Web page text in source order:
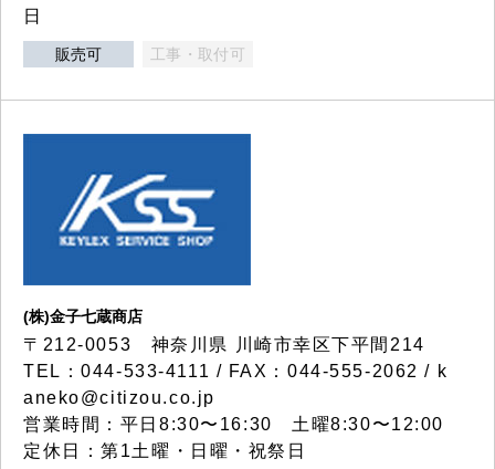
日
販売可 工事・取付可
(株)金子七蔵商店
〒212-0053 神奈川県 川崎市幸区下平間214
TEL：044-533-4111 / FAX：044-555-2062 / k
aneko@citizou.co.jp
営業時間：平日8:30〜16:30 土曜8:30〜12:00
定休日：第1土曜・日曜・祝祭日